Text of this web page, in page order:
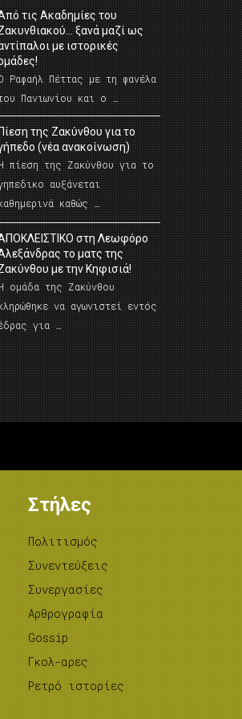
τις Ακαδημίες του
ξανά μαζί ως
με ιστορικές
Ραφαήλ Πέττας με τη φανέλα
Πανιωνίου και ο …
Πίεση της Ζακύνθου για το
(νέα ανακοίνωση)
πίεση της Ζακύνθου για το
αυξάνεται
καθώς …
στη Λεωφόρο
το ματς της
με την Κηφισιά!
ομάδα της Ζακύνθου
να αγωνιστεί εντός
για …
Στήλες
Πολιτισμός
Συνεντεύξεις
Συνεργασίες
Αρθρογραφία
Gossip
Γκολ-αρες
Ρετρό ιστορίες